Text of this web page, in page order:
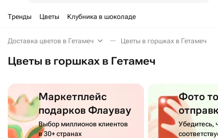
Тренды Цветы Клубника в шоколаде
Доставка цветов в Гетамеч Цветы в горшках в Гетамеч
Цветы в горшках в Гетамеч
Маркетплейс
подарков Флаувау
Выбор миллионов клиентов
в 30+ странах
Фото
Убедитесь,